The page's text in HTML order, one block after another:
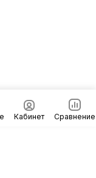
Кабинет Сравнение